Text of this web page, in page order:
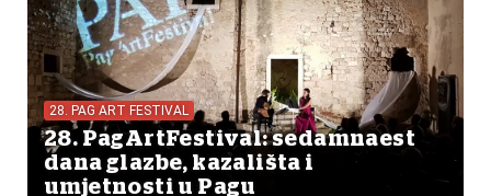
28. PAG ART FESTIVAL
28. PagArtFestival: sedamnaest
dana glazbe, kazališta i
umjetnosti u Pagu